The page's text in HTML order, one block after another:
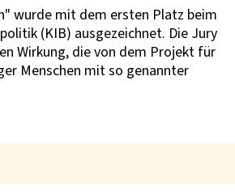
wurde mit dem ersten Platz beim
(KIB) ausgezeichnet. Die Jury
Wirkung, die von dem Projekt für
Menschen mit so genannter